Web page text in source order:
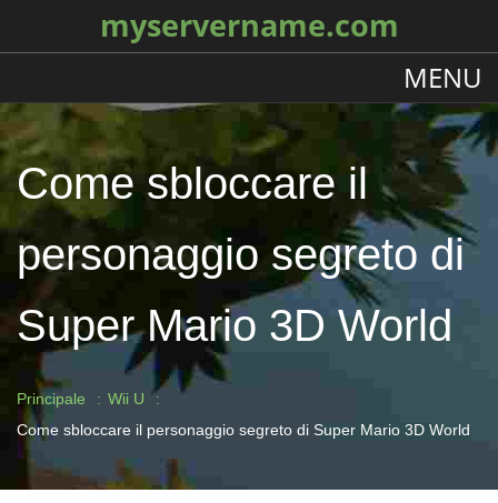
myservername.com
MENU
Come sbloccare il
personaggio segreto di
Super Mario 3D World
Principale
Wii U
Come sbloccare il personaggio segreto di Super Mario 3D World